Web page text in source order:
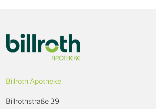
Billroth Apotheke
Billrothstraße 39